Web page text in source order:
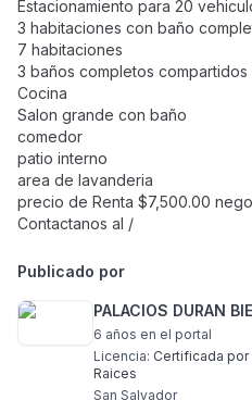
Estacionamiento para 20
3 habitaciones con baño
7 habitaciones
3 baños completos compartidos
Cocina
Salon grande con baño
comedor
patio interno
area de lavanderia
precio de Renta $7,500.00
Contactanos al /
Publicado por
PALACIOS DURAN
6 años en el portal
Licencia: Certificada por
Raices
San Salvador